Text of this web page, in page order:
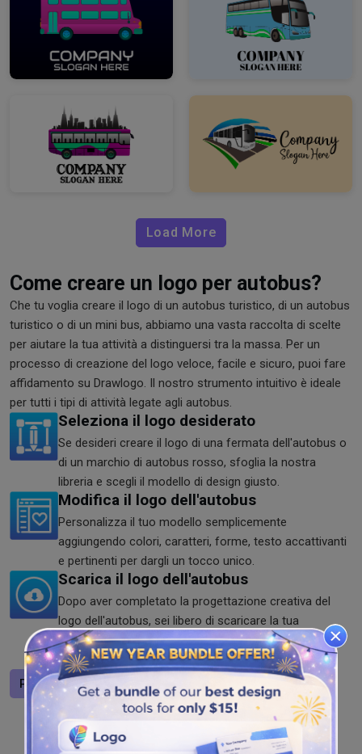
Load More
Come creare un logo per autobus?
Che tu voglia creare il logo di un autobus turistico, di un autobus
turistico o di un mini bus, abbiamo una vasta raccolta di scelte
per aiutare la tua attività a distinguersi tra la massa. Per un
processo di creazione del logo veloce, facile e sicuro, puoi fare
affidamento su Drawlogo. Il nostro strumento intuitivo è ideale
per tutti i tipi di attività legate agli autobus.
Seleziona il logo desiderato
Se desideri creare il logo di una fermata dell'autobus o
di un marchio di autobus rosso, sfoglia la nostra
libreria e scegli il modello di design giusto.
Modifica il logo dell'autobus
Personalizza il tuo modello semplicemente
aggiungendo colori, caratteri, forme, testo accattivanti
e pertinenti per dargli un tocco unico.
Scarica il logo dell'autobus
Dopo aver completato la progettazione creativa del
logo dell'autobus, sei libero di scaricare la tua
immagine nei formati desiderati, inclusi JPG, SVG e
PNG.
Progetta un logo